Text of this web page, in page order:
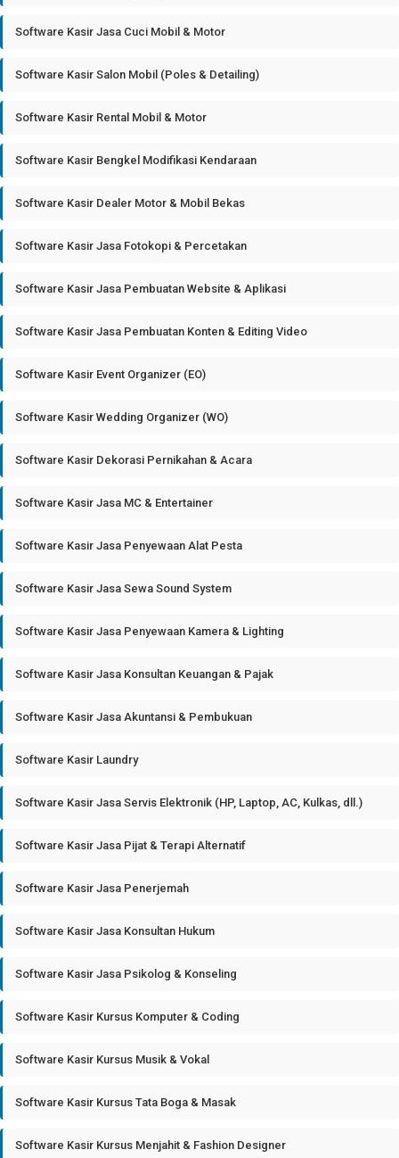
Software Kasir Jasa Cuci Mobil & Motor
Software Kasir Salon Mobil (Poles & Detailing)
Software Kasir Rental Mobil & Motor
Software Kasir Bengkel Modifikasi Kendaraan
Software Kasir Dealer Motor & Mobil Bekas
Software Kasir Jasa Fotokopi & Percetakan
Software Kasir Jasa Pembuatan Website & Aplikasi
Software Kasir Jasa Pembuatan Konten & Editing Video
Software Kasir Event Organizer (EO)
Software Kasir Wedding Organizer (WO)
Software Kasir Dekorasi Pernikahan & Acara
Software Kasir Jasa MC & Entertainer
Software Kasir Jasa Penyewaan Alat Pesta
Software Kasir Jasa Sewa Sound System
Software Kasir Jasa Penyewaan Kamera & Lighting
Software Kasir Jasa Konsultan Keuangan & Pajak
Software Kasir Jasa Akuntansi & Pembukuan
Software Kasir Laundry
Software Kasir Jasa Servis Elektronik (HP, Laptop, AC, Kulkas, dll.)
Software Kasir Jasa Pijat & Terapi Alternatif
Software Kasir Jasa Penerjemah
Software Kasir Jasa Konsultan Hukum
Software Kasir Jasa Psikolog & Konseling
Software Kasir Kursus Komputer & Coding
Software Kasir Kursus Musik & Vokal
Software Kasir Kursus Tata Boga & Masak
Software Kasir Kursus Menjahit & Fashion Designer